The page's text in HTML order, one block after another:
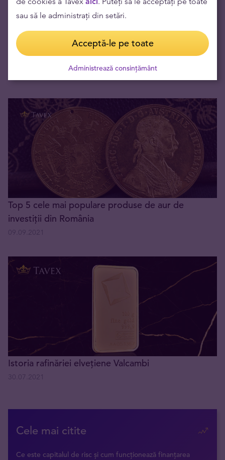
Top 5 cele mai populare produse de aur de
investiții din România
Istoria rafinăriei elvețiene Valcambi
Cele mai citite
Ce este capitalul de risc și cum funcționează finanțarea
sau să le administrați din setări.
Acceptă-le pe toate
Administrează consințământ